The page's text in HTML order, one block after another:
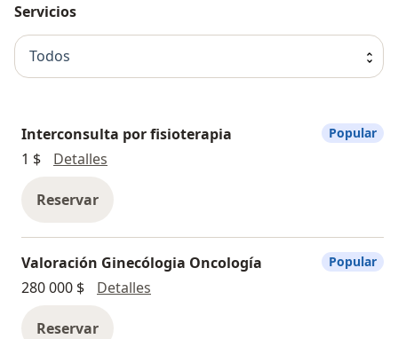
Servicios
Todos
Interconsulta por fisioterapia
1 $
Detalles
Reservar
Popular
Valoración Ginecólogia Oncología
280 000 $
Detalles
Reservar
Popular